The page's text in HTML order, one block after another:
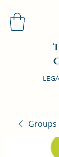
Groups